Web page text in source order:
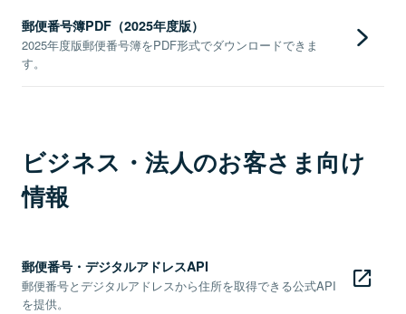
郵便番号簿PDF（2025年度版）
2025年度版郵便番号簿をPDF形式でダウンロードできま
す。
ビジネス・法人のお客さま向け
情報
郵便番号・デジタルアドレスAPI
郵便番号とデジタルアドレスから住所を取得できる公式API
を提供。